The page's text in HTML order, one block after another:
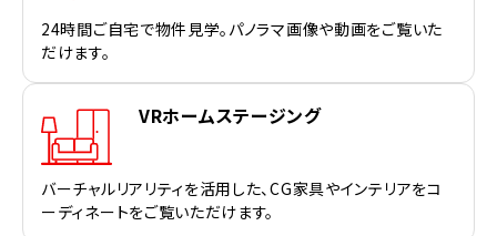
24時間ご自宅で物件見学。パノラマ画像や動画をご覧いた
だけます。
VRホームステージング
バーチャルリアリティを活用した、CG家具やインテリアをコ
ーディネートをご覧いただけます。